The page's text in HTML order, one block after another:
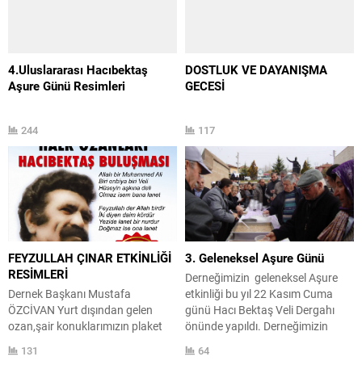
Veli Üniversitesi Rektörü
Prof.Dr.Filiz Kılıç,Hacıbektaş
Kaymakamı Ahmet İhsan
Fakültesi Dekan Vekili Yr.Doç.Anıl
Çelik,Sivil Toplum...
4.Uluslararası Hacıbektaş
Aşure Günü Resimleri
244
DOSTLUK VE DAYANIŞMA
GECESİ
117
FEYZULLAH ÇINAR ETKİNLİĞİ
RESİMLERİ
Dernek Başkanı Mustafa
ÖZCİVAN Yurt dışından gelen
ozan,şair konuklarımızın plaket
geleneği konulu panelist
131
3. Geleneksel Aşure Günü
Derneğimizin geleneksel Aşure
etkinliği bu yıl 22 Kasım Cuma
günü Hacı Bektaş Veli Dergahı
önünde yapıldı. Derneğimizin
Aşuremiz tüm halkımıza dağıtıldı.
64